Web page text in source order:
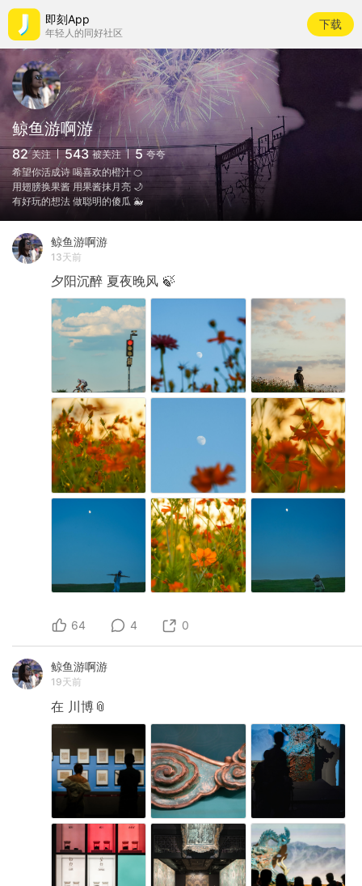
即刻App
年轻人的同好社区
下载
鲸鱼游啊游
82 关注 543 被关注 5 夸夸
希望你活成诗 喝喜欢的橙汁 🍊
用翅膀换果酱 用果酱抹月亮 🌙
有好玩的想法 做聪明的傻瓜 🐳
鲸鱼游啊游
13天前
夕阳沉醉 夏夜晚风 🍃
64 4 0
鲸鱼游啊游
19天前
在 川博📎